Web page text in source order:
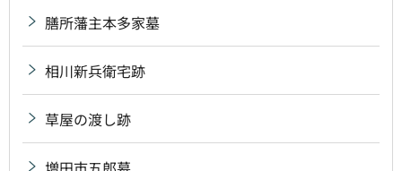
膳所藩主本多家墓
相川新兵衛宅跡
草屋の渡し跡